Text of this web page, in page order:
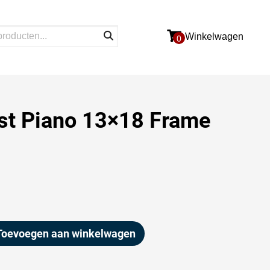
0 Winkelwagen
Piano 13×18 Frame
aan winkelwagen